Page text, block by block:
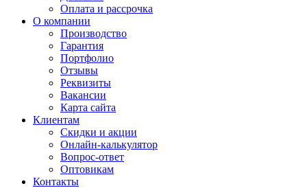
Оплата и рассрочка
О компании
Производство
Гарантия
Портфолио
Отзывы
Реквизиты
Вакансии
Карта сайта
Клиентам
Скидки и акции
Онлайн-калькулятор
Вопрос-ответ
Оптовикам
Контакты